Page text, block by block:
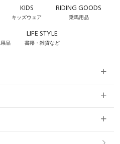
KIDS
キッズウェア
RIDING GOODS
乗馬用品
品
LIFE STYLE
書籍・雑貨など
ト